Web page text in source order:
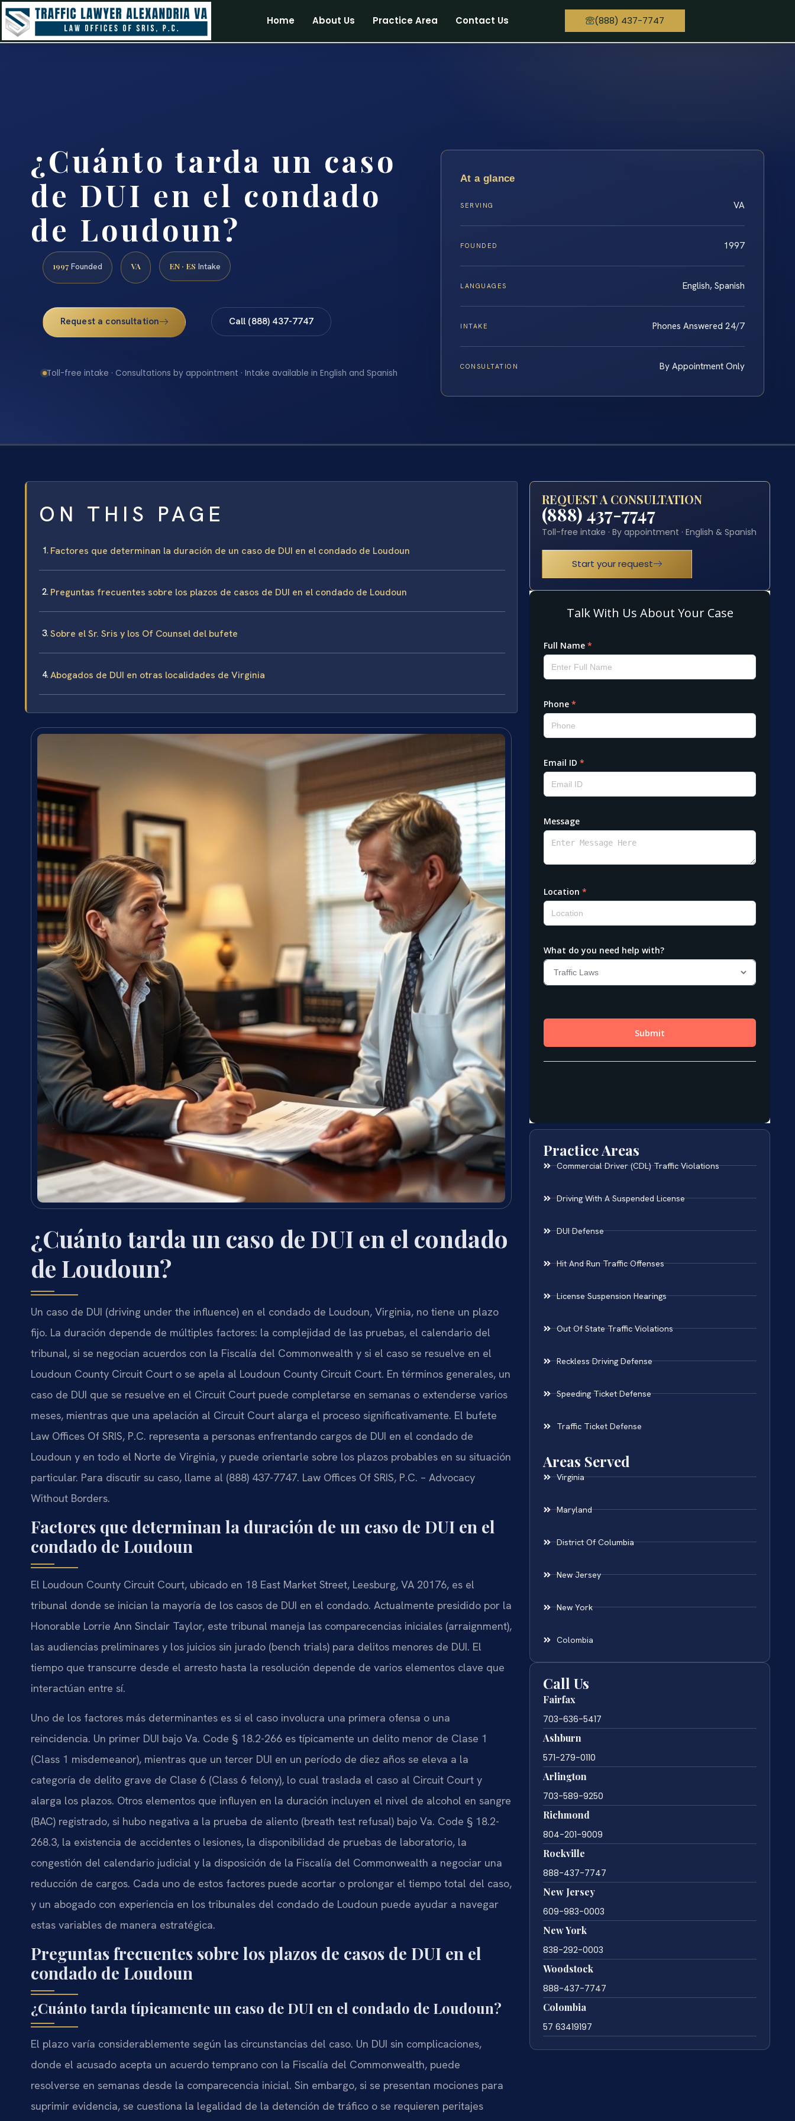
Home About Us Practice Area Contact Us (888) 437-7747
¿Cuánto tarda un caso
de DUI en el condado
de Loudoun?
1997 Founded VA EN · ES Intake
Request a consultation Call (888) 437-7747
Toll-free intake · Consultations by appointment · Intake available in English and Spanish
At a glance
SERVING VA
FOUNDED 1997
LANGUAGES English, Spanish
INTAKE Phones Answered 24/7
CONSULTATION By Appointment Only
ON THIS PAGE
Factores que determinan la duración de un caso de DUI en el condado de Loudoun
Preguntas frecuentes sobre los plazos de casos de DUI en el condado de Loudoun
Sobre el Sr. Sris y los Of Counsel del bufete
Abogados de DUI en otras localidades de Virginia
¿Cuánto tarda un caso de DUI en el condado
de Loudoun?
Un caso de DUI (driving under the influence) en el condado de Loudoun, Virginia, no tiene un plazo
fijo. La duración depende de múltiples factores: la complejidad de las pruebas, el calendario del
tribunal, si se negocian acuerdos con la Fiscalía del Commonwealth y si el caso se resuelve en el
Loudoun County Circuit Court o se apela al Loudoun County Circuit Court. En términos generales, un
caso de DUI que se resuelve en el Circuit Court puede completarse en semanas o extenderse varios
meses, mientras que una apelación al Circuit Court alarga el proceso significativamente. El bufete
Law Offices Of SRIS, P.C. representa a personas enfrentando cargos de DUI en el condado de
Loudoun y en todo el Norte de Virginia, y puede orientarle sobre los plazos probables en su situación
particular. Para discutir su caso, llame al (888) 437-7747. Law Offices Of SRIS, P.C. – Advocacy
Without Borders.
Factores que determinan la duración de un caso de DUI en el
condado de Loudoun
El Loudoun County Circuit Court, ubicado en 18 East Market Street, Leesburg, VA 20176, es el
tribunal donde se inician la mayoría de los casos de DUI en el condado. Actualmente presidido por la
Honorable Lorrie Ann Sinclair Taylor, este tribunal maneja las comparecencias iniciales (arraignment),
las audiencias preliminares y los juicios sin jurado (bench trials) para delitos menores de DUI. El
tiempo que transcurre desde el arresto hasta la resolución depende de varios elementos clave que
interactúan entre sí.
Uno de los factores más determinantes es si el caso involucra una primera ofensa o una
reincidencia. Un primer DUI bajo Va. Code § 18.2-266 es típicamente un delito menor de Clase 1
(Class 1 misdemeanor), mientras que un tercer DUI en un período de diez años se eleva a la
categoría de delito grave de Clase 6 (Class 6 felony), lo cual traslada el caso al Circuit Court y
alarga los plazos. Otros elementos que influyen en la duración incluyen el nivel de alcohol en sangre
(BAC) registrado, si hubo negativa a la prueba de aliento (breath test refusal) bajo Va. Code § 18.2-
268.3, la existencia de accidentes o lesiones, la disponibilidad de pruebas de laboratorio, la
congestión del calendario judicial y la disposición de la Fiscalía del Commonwealth a negociar una
reducción de cargos. Cada uno de estos factores puede acortar o prolongar el tiempo total del caso,
y un abogado con experiencia en los tribunales del condado de Loudoun puede ayudar a navegar
estas variables de manera estratégica.
Preguntas frecuentes sobre los plazos de casos de DUI en el
condado de Loudoun
¿Cuánto tarda típicamente un caso de DUI en el condado de Loudoun?
El plazo varía considerablemente según las circunstancias del caso. Un DUI sin complicaciones,
donde el acusado acepta un acuerdo temprano con la Fiscalía del Commonwealth, puede
resolverse en semanas desde la comparecencia inicial. Sin embargo, si se presentan mociones para
suprimir evidencia, se cuestiona la legalidad de la detención de tráfico o se requieren peritajes
REQUEST A CONSULTATION
(888) 437-7747
Toll-free intake · By appointment · English & Spanish
Start your request
Practice Areas
Commercial Driver (CDL) Traffic Violations
Driving With A Suspended License
DUI Defense
Hit And Run Traffic Offenses
License Suspension Hearings
Out Of State Traffic Violations
Reckless Driving Defense
Speeding Ticket Defense
Traffic Ticket Defense
Areas Served
Virginia
Maryland
District Of Columbia
New Jersey
New York
Colombia
Call Us
Fairfax
703-636-5417
Ashburn
571-279-0110
Arlington
703-589-9250
Richmond
804-201-9009
Rockville
888-437-7747
New Jersey
609-983-0003
New York
838-292-0003
Woodstock
888-437-7747
Colombia
57 63419197